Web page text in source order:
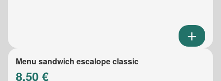
Menu sandwich escalope classic
8.50 €